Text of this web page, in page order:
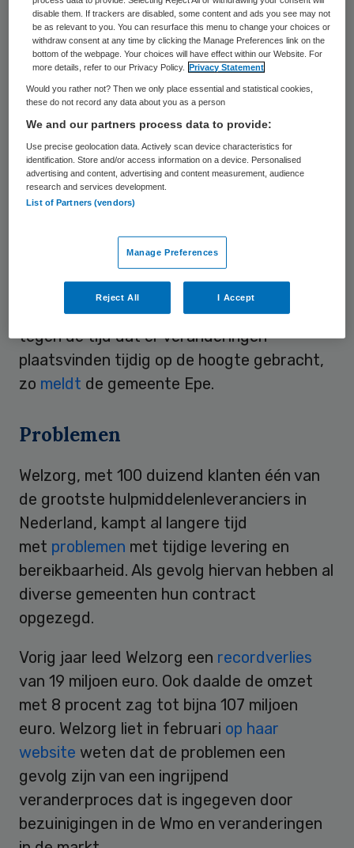
Brummen, Hattem, Heerde, Lochem, Olst-
Wijhe, Voorst en Zutphen. Zij hebben
momenteel voor hulpmiddelen die vallen
onder de Wet maatschappelijke
ondersteuning (Wmo) gezamenlijk een
contract met Welzorg.
Om de aanbesteding zorgvuldig te
doorlopen blijft het huidige contract
zullen de gemeenten de nieuwe
aanbesteding gunnen aan de partij die als
beste uit de procedure komt. Inwoners die
gebruik maken van hulpmiddelen worden
tegen de tijd dat er veranderingen
plaatsvinden tijdig op de hoogte gebracht,
zo meldt de gemeente Epe.
Problemen
Welzorg, met 100 duizend klanten één van
de grootste hulpmiddelenleveranciers in
Nederland, kampt al langere tijd
met problemen met tijdige levering en
bereikbaarheid. Als gevolg hiervan hebben al
diverse gemeenten hun contract
opgezegd.
Vorig jaar leed Welzorg een recordverlies
van 19 miljoen euro. Ook daalde de omzet
met 8 procent zag tot bijna 107 miljoen
euro. Welzorg liet in februari op haar
website weten dat de problemen een
gevolg zijn van een ingrijpend
veranderproces dat is ingegeven door
bezuinigingen in de Wmo en veranderingen
disable them. If trackers are disabled, some content and ads you see may not
be as relevant to you. You can resurface this menu to change your choices or
withdraw consent at any time by clicking the Manage Preferences link on the
bottom of the webpage. Your choices will have effect within our Website. For
more details, refer to our Privacy Policy.
Privacy Statement
Would you rather not? Then we only place essential and statistical cookies,
these do not record any data about you as a person
We and our partners process data to provide:
Use precise geolocation data. Actively scan device characteristics for
identification. Store and/or access information on a device. Personalised
advertising and content, advertising and content measurement, audience
research and services development.
List of Partners (vendors)
Manage Preferences
Reject All I Accept